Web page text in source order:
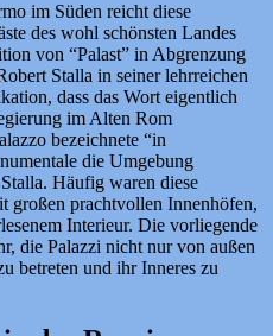
im Süden reicht diese
des wohl schönsten Landes
von “Palast” in Abgrenzung
Stalla in seiner lehrreichen
dass das Wort eigentlich
im Alten Rom
bezeichnete “in
die Umgebung
Häufig waren diese
großen prachtvollen Innenhöfen,
Interieur. Die vorliegende
die Palazzi nicht nur von außen
betreten und ihr Inneres zu